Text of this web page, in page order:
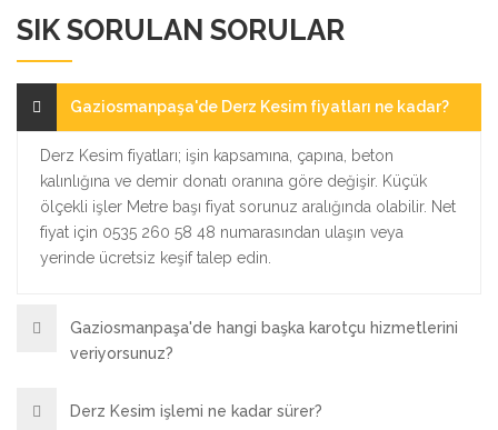
SIK SORULAN SORULAR
Gaziosmanpaşa'de Derz Kesim fiyatları ne kadar?
Derz Kesim fiyatları; işin kapsamına, çapına, beton
kalınlığına ve demir donatı oranına göre değişir. Küçük
ölçekli işler Metre başı fiyat sorunuz aralığında olabilir. Net
fiyat için 0535 260 58 48 numarasından ulaşın veya
yerinde ücretsiz keşif talep edin.
Gaziosmanpaşa'de hangi başka karotçu hizmetlerini
veriyorsunuz?
Derz Kesim işlemi ne kadar sürer?